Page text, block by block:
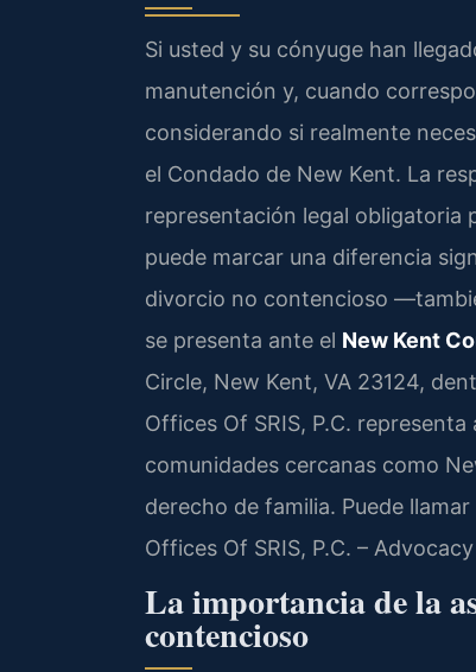
Si usted y su cónyuge han
manutención y, cuando
considerando si realmente
el Condado de New Kent. La
representación legal obligatoria
puede marcar una diferencia
divorcio no contencioso
se presenta ante el New Kent
Circle, New Kent, VA 23124,
Offices Of SRIS, P.C.
comunidades cercanas como
derecho de familia. Puede
Offices Of SRIS, P.C. –
La importancia de la
contencioso